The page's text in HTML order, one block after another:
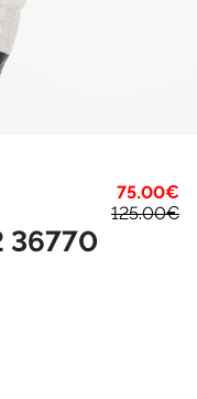
75.00€
125.00€
36770